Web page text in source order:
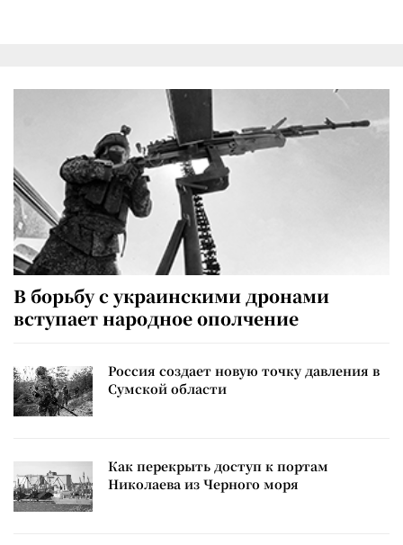
В борьбу с украинскими дронами
вступает народное ополчение
Россия создает новую точку давления в
Сумской области
Как перекрыть доступ к портам
Николаева из Черного моря